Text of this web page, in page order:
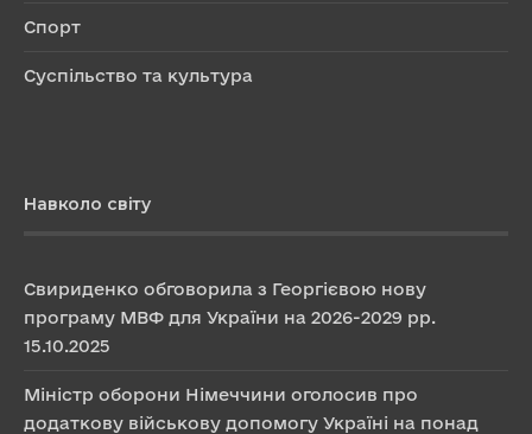
Спорт
Суспільство та культура
Навколо світу
Свириденко обговорила з Георгієвою нову
програму МВФ для України на 2026-2029 рр.
15.10.2025
Міністр оборони Німеччини оголосив про
додаткову військову допомогу Україні на понад